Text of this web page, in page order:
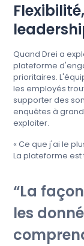
Quand Drei a
plateforme
prioritaires.
les employés
supporter des
enquêtes à
exploiter.
« Ce que j'ai le
La plateforme est
La
les